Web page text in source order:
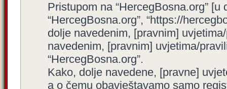
Pristupom na “HercegBosna.org” [u
“HercegBosna.org”, “https://
dolje navedenim, [pravnim]
navedenim, [pravnim] uvjetima/
“HercegBosna.org”.
Kako, dolje navedene, [pravne]
a o čemu obavještavamo samo